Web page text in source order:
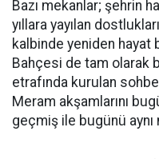
Bazı mekanlar; şehrin
yıllara yayılan
kalbinde yeniden hayat
Bahçesi de tam olarak
etrafında kurulan
Meram akşamlarını
geçmiş ile bugünü